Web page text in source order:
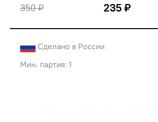
350 ₽
235 ₽
Сделано в России
Мин. партия: 1